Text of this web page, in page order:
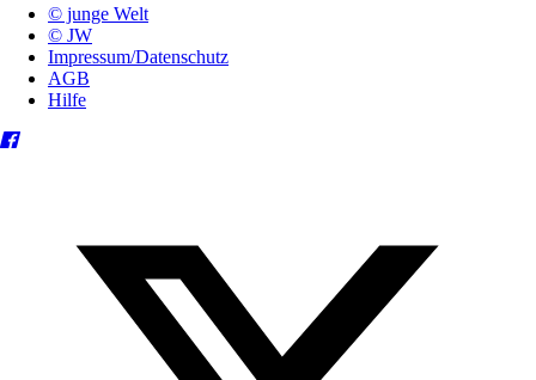
© junge Welt
© JW
Impressum/Datenschutz
AGB
Hilfe